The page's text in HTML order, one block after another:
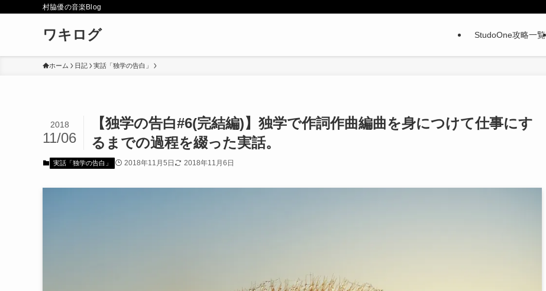
村脇優の音楽Blog
ワキログ StudoOne攻略一覧
ホーム 日記 実話「独学の告白」
【独学の告白#6(完結編)】独学で作詞作曲編曲を身につけて仕事にす
るまでの過程を綴った実話。
2018
11/06
実話「独学の告白」 2018年11月5日 2018年11月6日